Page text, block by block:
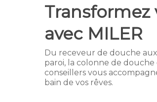
Transformez
avec MILER
Du receveur de douche
paroi, la colonne de
conseillers vous
bain de vos rêves.